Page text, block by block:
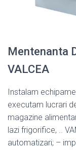
Mentenanta
VALCEA
Instalam
executam lucrari
magazine
lazi frigorifice, ..
automatizari; –